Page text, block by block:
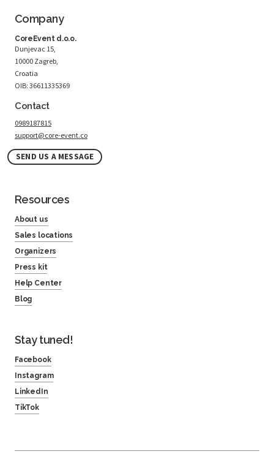
Company
CoreEvent d.o.o.
Dunjevac 15,
10000 Zagreb,
Croatia
OIB: 36611335369
Contact
0989187815
support@core-event.co
SEND US A MESSAGE
Resources
About us
Sales locations
Organizers
Press kit
Help Center
Blog
Stay tuned!
Facebook
Instagram
LinkedIn
TikTok